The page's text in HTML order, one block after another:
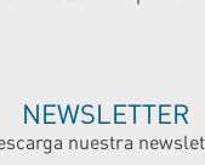
NEWSLETTER
nuestra